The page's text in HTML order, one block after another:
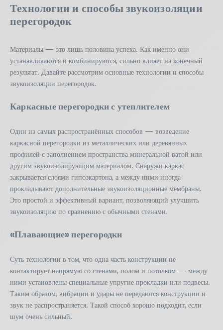
Технологии и способы звукоизоляции
перегородок
Материалы — это лишь половина успеха. Как именно они
устанавливаются и комбинируются, сильно влияет на конечный
результат. Давайте рассмотрим основные технологии и способы
звукоизоляции перегородок.
Каркасные перегородки с утеплителем
Один из самых распространённых способов — возведение
каркасной перегородки из металлических или деревянных
профилей с заполнением пространства минеральной ватой или
другим звукоизолирующим материалом. Снаружи каркас
закрывается слоями гипсокартона, а между ними иногда
прокладывают дополнительные звукоизоляционные мембраны.
Это простой и эффективный вариант, позволяющий улучшить
звукоизоляцию по сравнению с обычными стенами.
«Плавающие» перегородки
Суть технологии в том, что одна часть конструкции не
контактирует напрямую со стенами, полом и потолком — между
ними установлены специальные упругие прокладки или подвесы.
Таким образом, вибрации и удары не передаются конструкции и
звук не распространяется. Такой способ хорошо подходит, если
шум очень сильный.